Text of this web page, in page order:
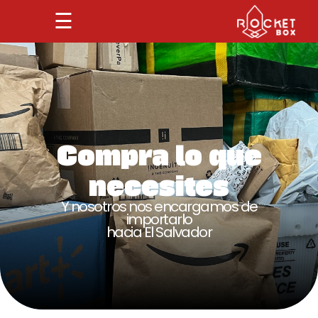
☰
Compra lo que
necesites
Y nosotros nos encargamos de
importarlo
hacia El Salvador